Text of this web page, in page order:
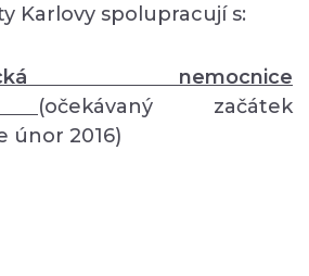
Karlovy spolupracují s:
nemocnice
(očekávaný začátek
únor 2016)